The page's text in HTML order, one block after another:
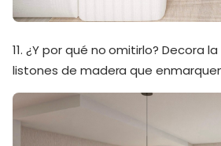
11. ¿Y por qué no omitirlo? Decora
listones de madera que